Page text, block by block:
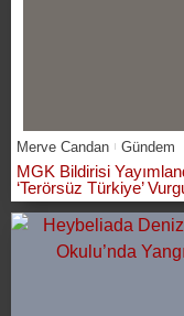
Merve Candan Gündem
MGK Bildirisi
‘Terörsüz Türkiye’